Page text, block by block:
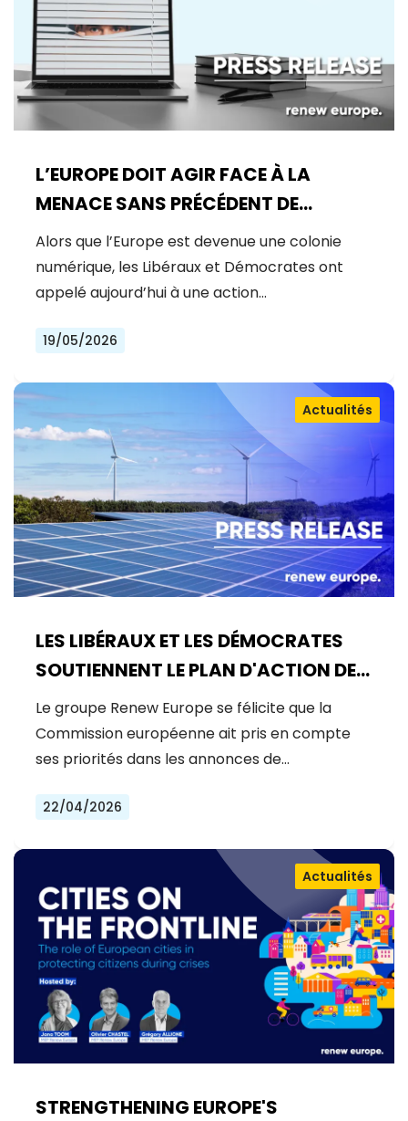
L’EUROPE DOIT AGIR FACE À LA
MENACE SANS PRÉCÉDENT DE
MYTHOS
Alors que l’Europe est devenue une colonie
numérique, les Libéraux et Démocrates ont
appelé aujourd’hui à une action…
19/05/2026
LES LIBÉRAUX ET LES DÉMOCRATES
SOUTIENNENT LE PLAN D'ACTION DE
LA COMMISSION EUROPÉENNE POUR
L'ÉNERGIE, MAIS LA MOBILISATION DE
CAPITAUX PRIVÉS POUR LA
L'EUROPE EST URGENTE
Actualités
Le groupe Renew Europe se félicite que la
Commission européenne ait pris en compte
ses priorités dans les annonces de…
22/04/2026
STRENGTHENING EUROPE'S
Actualités